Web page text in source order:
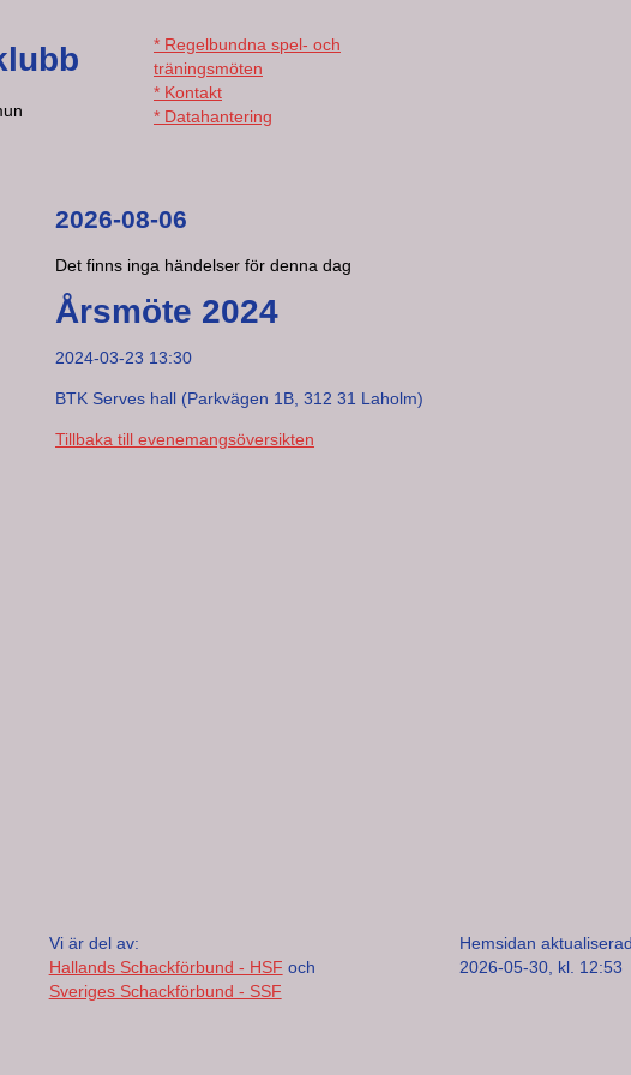
* Regelbundna spel- och
träningsmöten
* Kontakt
* Datahantering
2026-08-06
Det finns inga händelser för denna dag
Årsmöte 2024
2024-03-23 13:30
BTK Serves hall (Parkvägen 1B, 312 31 Laholm)
Tillbaka till evenemangsöversikten
Vi är del av:
Hallands Schackförbund - HSF och
Sveriges Schackförbund - SSF
Hemsidan
2026-05-30, kl. 12:53